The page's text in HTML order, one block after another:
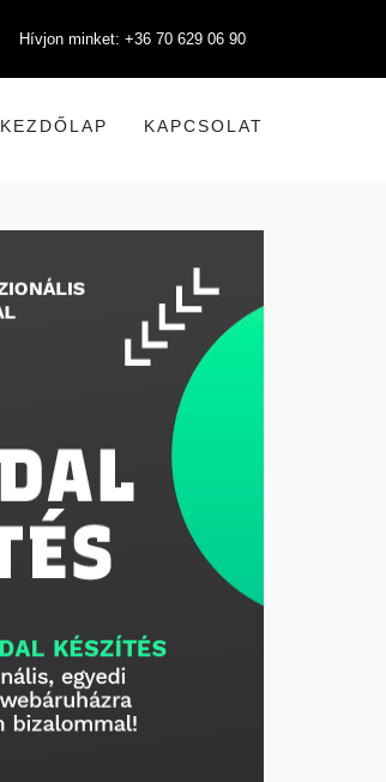
Hívjon minket: +36 70 629 06 90
KEZDŐLAP KAPCSOLAT